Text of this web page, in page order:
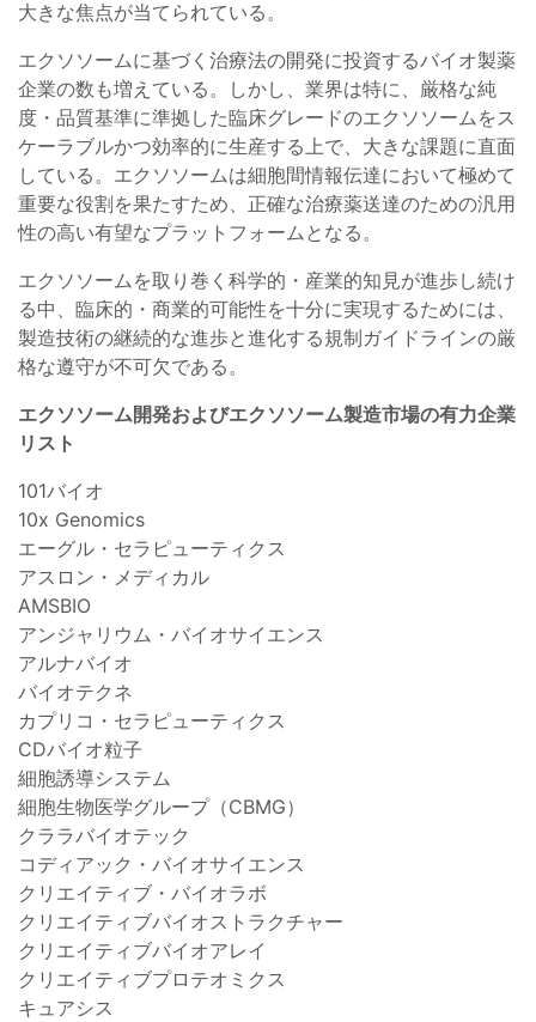
大きな焦点が当てられている。
エクソソームに基づく治療法の開発に投資するバイオ製薬
企業の数も増えている。しかし、業界は特に、厳格な純
度・品質基準に準拠した臨床グレードのエクソソームをス
ケーラブルかつ効率的に生産する上で、大きな課題に直面
している。エクソソームは細胞間情報伝達において極めて
重要な役割を果たすため、正確な治療薬送達のための汎用
性の高い有望なプラットフォームとなる。
エクソソームを取り巻く科学的・産業的知見が進歩し続け
る中、臨床的・商業的可能性を十分に実現するためには、
製造技術の継続的な進歩と進化する規制ガイドラインの厳
格な遵守が不可欠である。
エクソソーム開発およびエクソソーム製造市場の有力企業
リスト
101バイオ
10x Genomics
エーグル・セラピューティクス
アスロン・メディカル
AMSBIO
アンジャリウム・バイオサイエンス
アルナバイオ
バイオテクネ
カプリコ・セラピューティクス
CDバイオ粒子
細胞誘導システム
細胞生物医学グループ（CBMG）
クララバイオテック
コディアック・バイオサイエンス
クリエイティブ・バイオラボ
クリエイティブバイオストラクチャー
クリエイティブバイオアレイ
クリエイティブプロテオミクス
キュアシス